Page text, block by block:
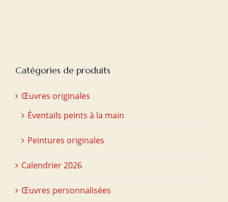
Catégories de produits
Œuvres originales
Éventails peints à la main
Peintures originales
Calendrier 2026
Œuvres personnalisées